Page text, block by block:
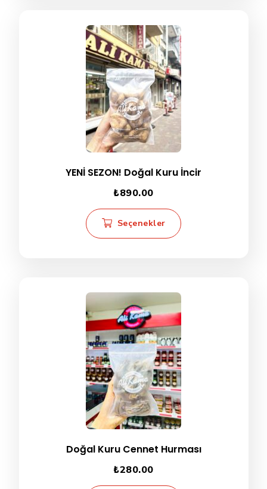
YENİ SEZON! Doğal Kuru İncir
₺890.00
Seçenekler
ürünün
Seçenekler
ürün
sayfasından
seçilebilir
Doğal Kuru Cennet Hurması
₺280.00